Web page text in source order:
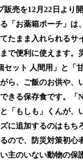
販売を12月22日より
「お薬箱ポーチ」は
たまま入れられるサ
で便利に使えます。
セット 人間用」と「
ら、ご飯のお供や、
きる保存食です。「
「もしも」くんが、
に追加するのはもち
ので、防災対策初心
主のいない動物の保